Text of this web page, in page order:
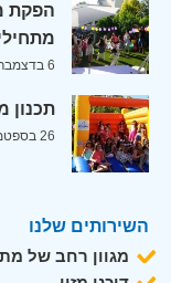
הפקת
6 בדצמבר 2016
תכנון
26 בספטמבר 2016
השירותים שלנו
מגוון רחב של